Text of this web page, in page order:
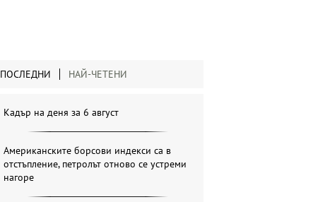
ПОСЛЕДНИ НАЙ-ЧЕТЕНИ
Кадър на деня за 6 август
Американските борсови индекси са в
отстъпление, петролът отново се устреми
нагоре